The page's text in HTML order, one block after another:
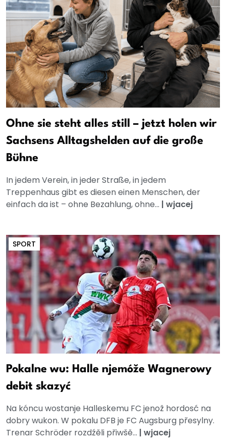
Ohne sie steht alles still – jetzt holen wir
Sachsens Alltagshelden auf die große
Bühne
In jedem Verein, in jeder Straße, in jedem
Treppenhaus gibt es diesen einen Menschen, der
einfach da ist – ohne Bezahlung, ohne... | wjacej
SPORT
Pokalne wu: Halle njemóže Wagnerowy
debit skazyć
Na kóncu wostanje Halleskemu FC jenož hordosć na
dobry wukon. W pokalu DFB je FC Augsburg přesylny.
Trenar Schröder rozdźěli přiwšě... | wjacej